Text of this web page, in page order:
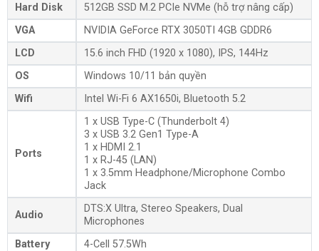
Hard Disk
512GB SSD M.2 PCIe NVMe (hỗ trợ nâng cấp)
VGA
NVIDIA GeForce RTX 3050TI 4GB GDDR6
LCD
15.6 inch FHD (1920 x 1080), IPS, 144Hz
OS
Windows 10/11 bản quyền
Wifi
Intel Wi-Fi 6 AX1650i, Bluetooth 5.2
Ports
1 x USB Type-C (Thunderbolt 4)
3 x USB 3.2 Gen1 Type-A
1 x HDMI 2.1
1 x RJ-45 (LAN)
1 x 3.5mm Headphone/Microphone Combo
Jack
Audio
DTS:X Ultra, Stereo Speakers, Dual
Microphones
Battery
4-Cell 57.5Wh